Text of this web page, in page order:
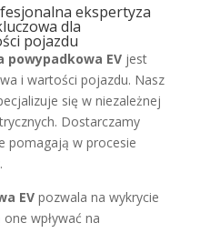
ekspertyza
dla
pojazdu
powypadkowa EVjest
i wartości pojazdu. Nasz
się w niezależnej
Dostarczamy
pomagają w procesie
EVpozwala na wykrycie
wpływać na